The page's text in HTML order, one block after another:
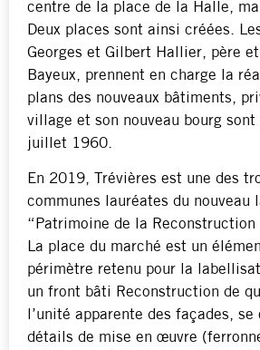
centre de la place de la Halle,
Deux places sont ainsi créées.
Georges et Gilbert Hallier, père
Bayeux, prennent en charge la
plans des nouveaux bâtiments,
village et son nouveau bourg
juillet 1960.
En 2019, Trévières est une des
communes lauréates du nouveau
“Patrimoine de la Reconstruction
La place du marché est un
périmètre retenu pour la
un front bâti Reconstruction de
l’unité apparente des façades, se
détails de mise en œuvre